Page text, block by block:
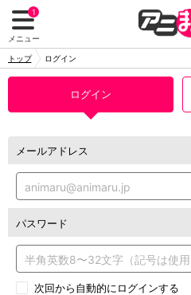
1
メニュー
トップ ログイン
ログイン
メールアドレス
パスワード
次回から自動的にログインする